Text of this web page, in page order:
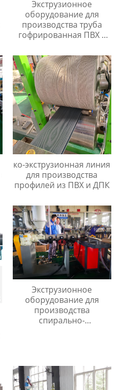
Экструзионное
оборудование для
производства труба
гофрированная ПВХ с
ко-экструзионная линия
для производства
профилей из ПВХ и ДПК
Экструзионное
оборудование для
производства
спирально-